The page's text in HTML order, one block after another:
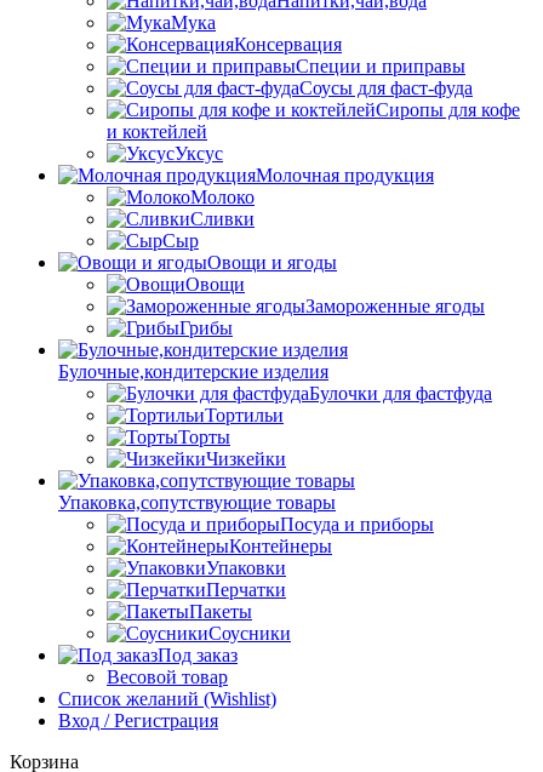
Мука
Консервация
Специи и приправы
Соусы для фаст-фуда
Сиропы для кофе
и коктейлей
Уксус
Молочная продукция
Молоко
Сливки
Сыр
Овощи и ягоды
Овощи
Замороженные ягоды
Грибы
Булочные,кондитерские изделия
Булочки для фастфуда
Тортильи
Торты
Чизкейки
Упаковка,сопутствующие товары
Посуда и приборы
Контейнеры
Упаковки
Перчатки
Пакеты
Соусники
Под заказ
Весовой товар
Список желаний (Wishlist)
Вход / Регистрация
Корзина